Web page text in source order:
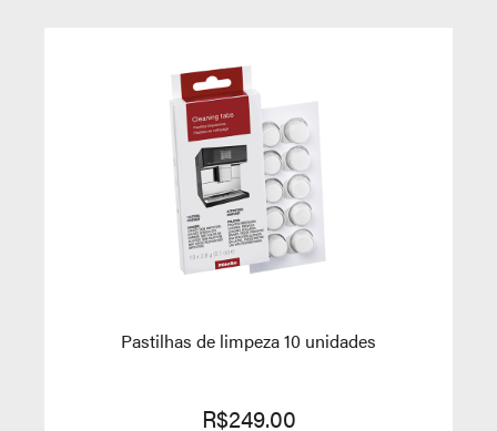
Pastilhas de limpeza 10 unidades
R$249.00